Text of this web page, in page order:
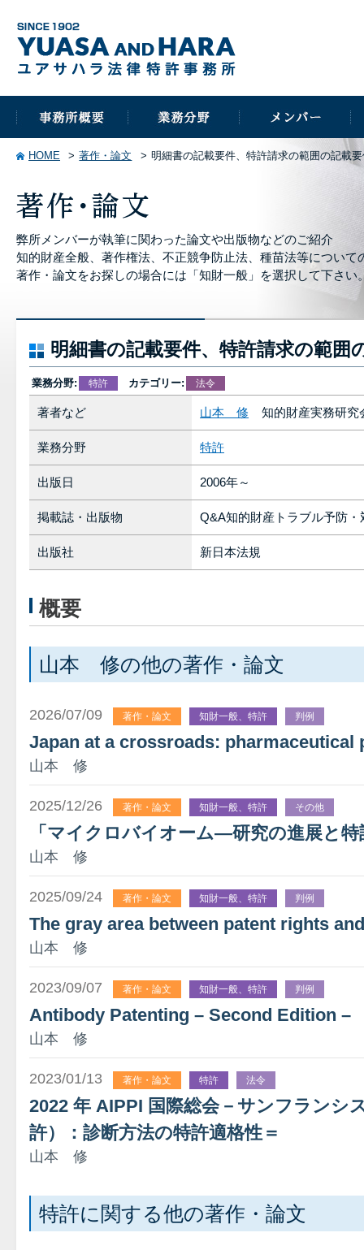
HOME 著作・論文 明細書の記載要件、特許請求の範囲の記載
弊所メンバーが執筆に関わった論文や出版物などのご紹介
知的財産全般、著作権法、不正競争防止法、種苗法等について
著作・論文をお探しの場合には「知財一般」を選択して下さい
明細書の記載要件、特許請求の範囲
業務分野: 特許 カテゴリー: 法令
著者など 山本 修 知的財産実務研究
業務分野 特許
出版日 2006年～
掲載誌・出版物 Q&A知的財産トラブル予防・
出版社 新日本法規
概要
山本 修の他の著作・論文
2026/07/09 著作・論文 知財一般、特許 判例
Japan at a crossroads: pharmaceutical
山本 修
2025/12/26 著作・論文 知財一般、特許 その他
「マイクロバイオーム―研究の進展と
山本 修
2025/09/24 著作・論文 知財一般、特許 判例
The gray area between patent rights
山本 修
2023/09/07 著作・論文 知財一般、特許 判例
Antibody Patenting – Second Edition –
山本 修
2023/01/13 著作・論文 特許 法令
2022 年 AIPPI 国際総会－サンフランシ
許）：診断方法の特許適格性＝
山本 修
特許に関する他の著作・論文